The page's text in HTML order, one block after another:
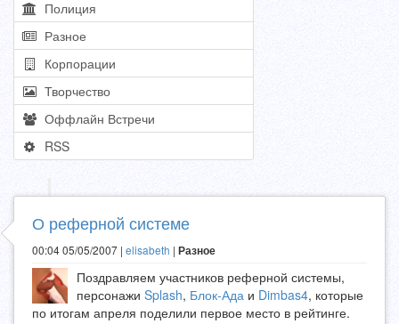
Полиция
Разное
Корпорации
Творчество
Оффлайн Встречи
RSS
О реферной системе
00:04 05/05/2007 | elisabeth | Разное
Поздравляем участников реферной системы,
персонажи Splash, Блок-Ада и Dimbas4, которые
по итогам апреля поделили первое место в рейтинге.